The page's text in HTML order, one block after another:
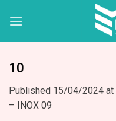
10
Published 15/04/2024 at
– INOX 09